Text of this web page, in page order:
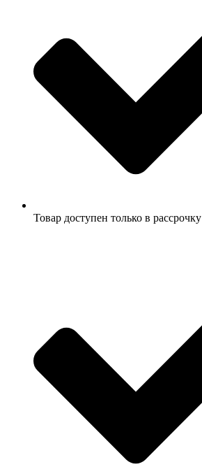
Товар доступен только в рассрочку